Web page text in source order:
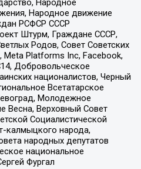
Народное
Народное движение
РСФСР СССР
Штурм, Граждане СССР,
Родов, Совет Советских
Meta Platforms Inc, Facebook,
Добровольческое
националистов, Черный
Всетатарское
Молодежное
Весна, Верховный Совет
Социалистической
калмыцкого народа,
народных депутатов
национальное
Фургал